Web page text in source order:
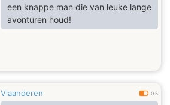
een knappe man die van leuke lange
avonturen houd!
Vlaanderen 0.5